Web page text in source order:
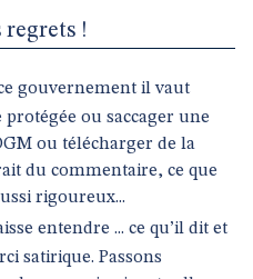
regrets !
gouvernement il vaut
ou saccager une
ou télécharger de la
du commentaire, ce que
rigoureux...
entendre ... ce qu’il dit et
satirique. Passons